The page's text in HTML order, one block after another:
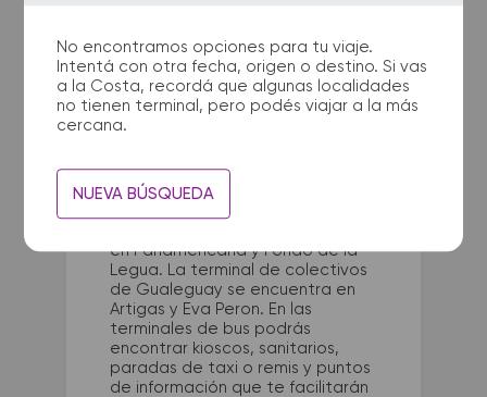
No encontramos opciones para tu viaje.
Intentá con otra fecha, origen o destino. Si vas
a la Costa, recordá que algunas localidades
no tienen terminal, pero podés viajar a la más
cercana.
NUEVA BÚSQUEDA
¿Dónde quedan las
terminales de micro de F.
Legua/ Thames a
La terminal de ómnibus de F.
en Panamericana y Fondo de la
Legua. La terminal de colectivos
de Gualeguay se encuentra en
Artigas y Eva Peron. En las
terminales de bus podrás
encontrar kioscos, sanitarios,
paradas de taxi o remis y puntos
de información que te facilitarán